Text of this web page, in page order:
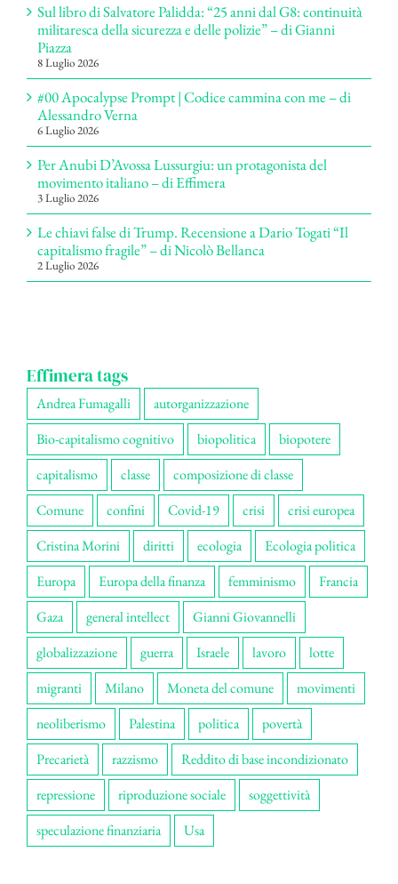
Sul libro di Salvatore Palidda: “25 anni dal G8: continuità
militaresca della sicurezza e delle polizie” – di Gianni
Piazza
8 Luglio 2026
#00 Apocalypse Prompt | Codice cammina con me – di
Alessandro Verna
6 Luglio 2026
Per Anubi D’Avossa Lussurgiu: un protagonista del
movimento italiano – di Effimera
3 Luglio 2026
Le chiavi false di Trump. Recensione a Dario Togati “Il
capitalismo fragile” – di Nicolò Bellanca
2 Luglio 2026
Effimera tags
Andrea Fumagalli
autorganizzazione
Bio-capitalismo cognitivo
biopolitica
biopotere
capitalismo
classe
composizione di classe
Comune
confini Covid-19 crisi
crisi europea
Cristina Morini
diritti ecologia
Ecologia politica
Europa
Europa della finanza femminismo
Francia
Gaza
general intellect
Gianni Giovannelli
globalizzazione
guerra Israele lavoro
lotte
migranti
Milano Moneta del comune
movimenti
neoliberismo
Palestina politica
povertà
Precarietà
razzismo
Reddito di base incondizionato
repressione
riproduzione sociale
soggettività
speculazione finanziaria
Usa